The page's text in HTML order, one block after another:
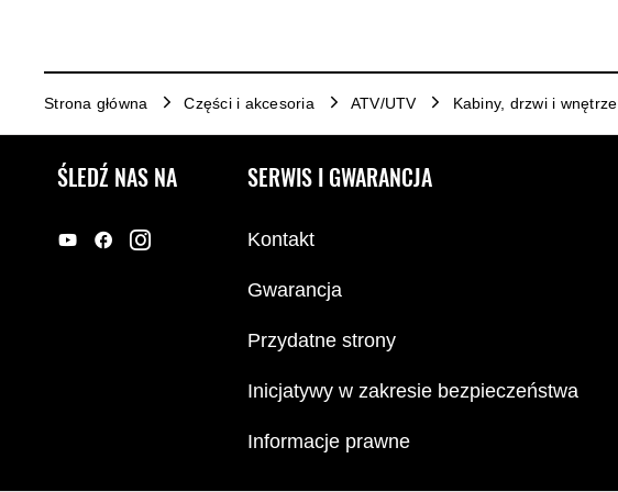
Strona główna Części i akcesoria ATV/UTV Kabiny, drzwi i wnętrze
ŚLEDŹ NAS NA SERWIS I GWARANCJA
Kontakt
Gwarancja
Przydatne strony
Inicjatywy w zakresie bezpieczeństwa
Informacje prawne